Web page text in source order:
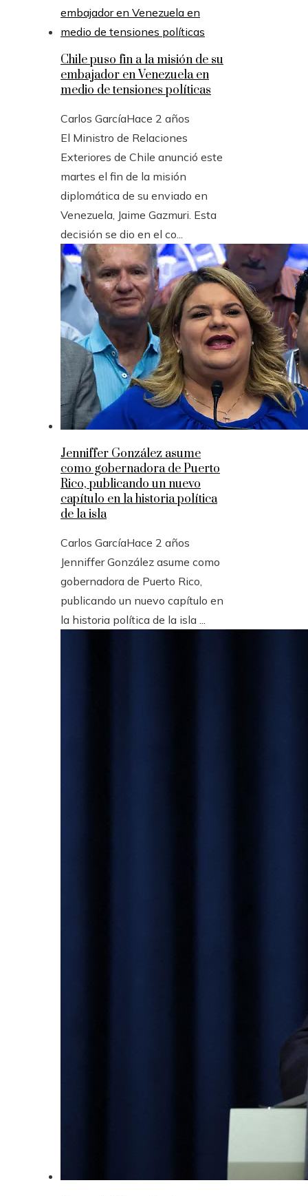
Chile puso fin a la misión de su
embajador en Venezuela en
medio de tensiones políticas
Carlos GarcíaHace 2 años
El Ministro de Relaciones
Exteriores de Chile anunció este
martes el fin de la misión
diplomática de su enviado en
Venezuela, Jaime Gazmuri. Esta
decisión se dio en el co...
Jenniffer González asume
como gobernadora de Puerto
Rico, publicando un nuevo
capítulo en la historia política
de la isla
Carlos GarcíaHace 2 años
Jenniffer González asume como
gobernadora de Puerto Rico,
publicando un nuevo capítulo en
la historia política de la isla ...